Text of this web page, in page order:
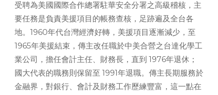
受聘為美國國際合作總署駐華安全分署之高級稽核，主
要任務是負責美援項目的帳務查核，足跡遍及全台各
地。1960年代台灣經濟好轉，美援項目逐漸減少，至
1965年美援結束，傳主改任職於中美合營之台達化學工
業公司，擔任會計主任、財務長，直到 1976年退休；
國大代表的職務則保留至 1991年退職。傳主長期服務於
金融界，對銀行、會計及財務工作歷練豐富，這一點在